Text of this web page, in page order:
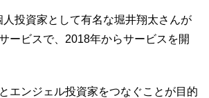
投資家として有名な堀井翔太さんが
ービスで、2018年からサービスを開
エンジェル投資家をつなぐことが目的